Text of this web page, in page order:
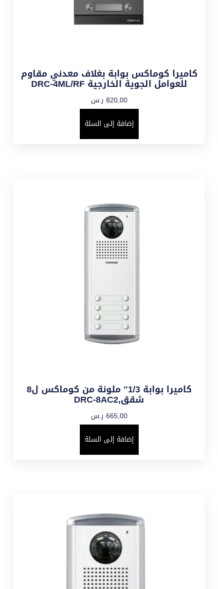
كاميرا كوماكس بوابة بغلاف معدني مقاوم
للعوامل الجوية الخارجية DRC-4ML/RF
820,00 ر.س
إضافة إلى السلة
كاميرا بوابة 1/3″ ملونة من كوماكس ل8
شقق,DRC-8AC2
665,00 ر.س
إضافة إلى السلة